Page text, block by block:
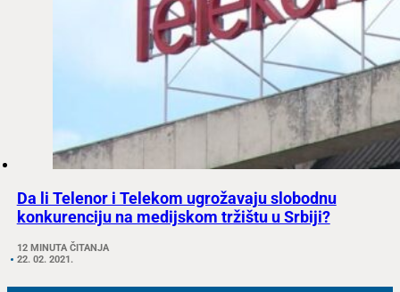
Da li Telenor i Telekom ugrožavaju slobodnu
konkurenciju na medijskom tržištu u Srbiji?
12 MINUTA ČITANJA
22. 02. 2021.